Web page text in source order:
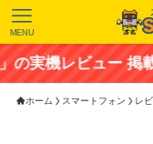
MENU
ー 掲載中！
ホーム スマートフォン レ